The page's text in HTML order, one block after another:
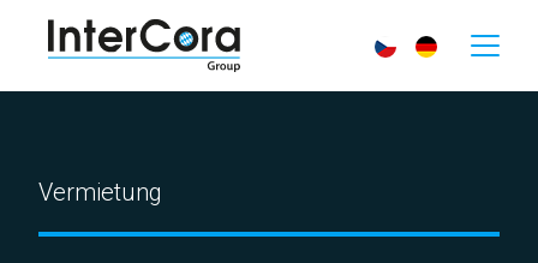
Vermietung